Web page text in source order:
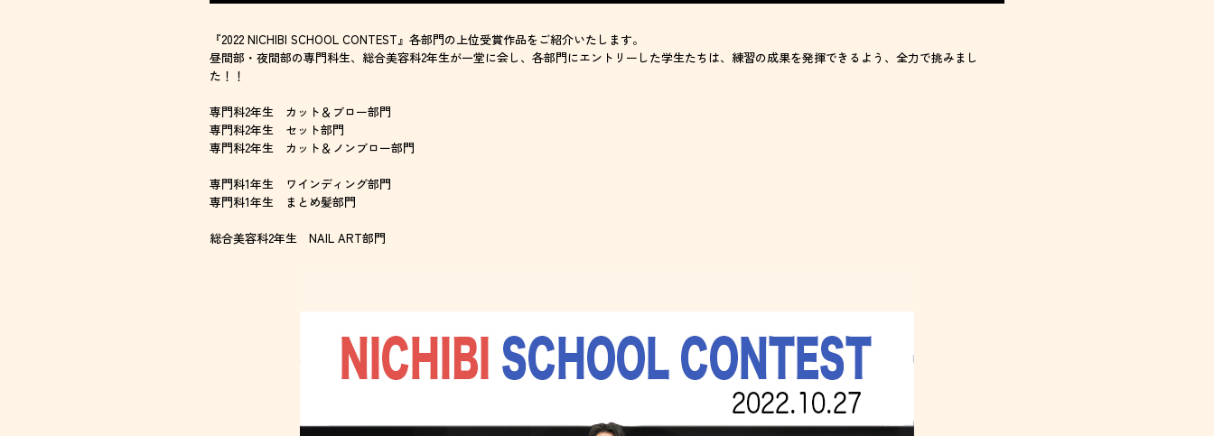
『2022 NICHIBI SCHOOL CONTEST』各部門の上位受賞作品をご紹介いたします。
昼間部・夜間部の専門科生、総合美容科2年生が一堂に会し、各部門にエントリーした学生たちは、練習の成果を発揮できるよう、全力で挑みまし
た！！
専門科2年生 カット＆ブロー部門
専門科2年生 セット部門
専門科2年生 カット＆ノンブロー部門
専門科1年生 ワインディング部門
専門科1年生 まとめ髪部門
総合美容科2年生 NAIL ART部門